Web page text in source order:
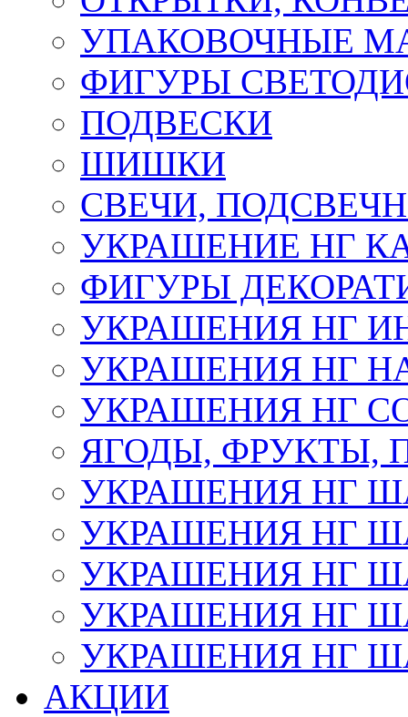
УПАКОВОЧНЫЕ
ФИГУРЫ
ПОДВЕСКИ
ШИШКИ
СВЕЧИ,
УКРАШЕНИЕ НГ
ФИГУРЫ
УКРАШЕНИЯ НГ
УКРАШЕНИЯ НГ
УКРАШЕНИЯ НГ
ЯГОДЫ, ФРУКТЫ,
УКРАШЕНИЯ НГ
УКРАШЕНИЯ НГ
УКРАШЕНИЯ НГ
УКРАШЕНИЯ НГ
УКРАШЕНИЯ НГ
АКЦИИ